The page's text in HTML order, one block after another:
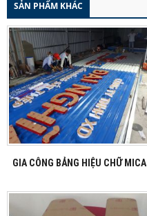
SẢN PHẨM KHÁC
GIA CÔNG BẢNG HIỆU CHỮ MICA